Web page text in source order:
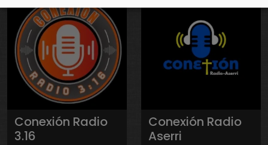
Conexión Radio
3.16
Conexión Radio
Aserri